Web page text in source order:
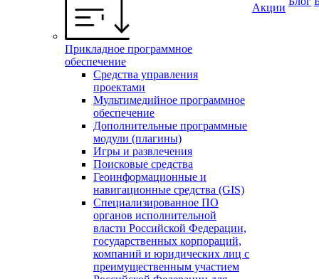
Прикладное программное
обеспечение
Средства управления
проектами
Мультимедийное программное
обеспечение
Дополнительные программные
модули (плагины)
Игры и развлечения
Поисковые средства
Геоинформационные и
навигационные средства (GIS)
Специализированное ПО
органов исполнительной
власти Российской Федерации,
государственных корпораций,
компаний и юридических лиц с
преимущественным участием
Акции